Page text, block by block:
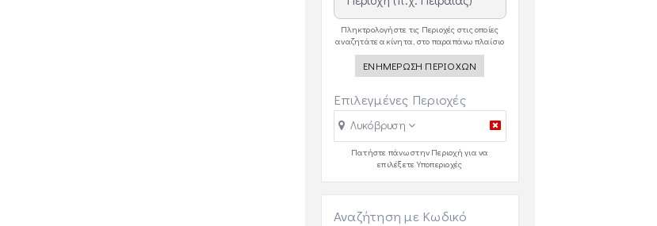
Πληκτρολογήστε τις Περιοχές στις οποίες
αναζητάτε ακίνητα, στο παραπάνω πλαίσιο
ΕΝΗΜΕΡΩΣΗ ΠΕΡΙΟΧΩΝ
Επιλεγμένες Περιοχές
Λυκόβρυση
Πατήστε πάνω στην Περιοχή για να
επιλέξετε Υποπεριοχές
Αναζήτηση με Κωδικό